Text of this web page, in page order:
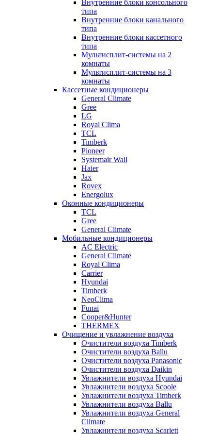
Внутренние блоки консольного
типа
Внутренние блоки канального
типа
Внутренние блоки кассетного
типа
Мультисплит-системы на 2
комнаты
Мультисплит-системы на 3
комнаты
Кассетные кондиционеры
General Climate
Gree
LG
Royal Clima
TCL
Timberk
Pioneer
Systemair Wall
Haier
Jax
Rovex
Energolux
Оконные кондиционеры
TCL
Gree
General Climate
Мобильные кондиционеры
AC Electric
General Climate
Royal Clima
Carrier
Hyundai
Timberk
NeoClima
Funai
Cooper&Hunter
THERMEX
Очищение и увлажнение воздуха
Очистители воздуха Timberk
Очистители воздуха Ballu
Очистители воздуха Panasonic
Очистители воздуха Daikin
Увлажнители воздуха Hyundai
Увлажнители воздуха Scoole
Увлажнители воздуха Timberk
Увлажнители воздуха Ballu
Увлажнители воздуха General
Climate
Увлажнители воздуха Scarlett